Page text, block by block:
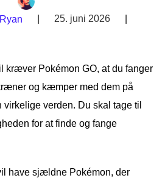
25. juni 2026
kræver Pokémon GO, at du fanger
og kæmper med dem på
verden. Du skal tage til
for at finde og fange
have sjældne Pokémon, der